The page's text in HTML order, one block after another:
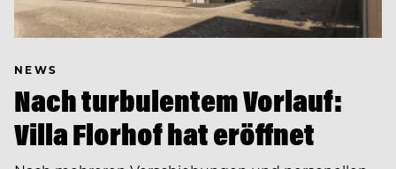
NEWS
Nach turbulentem Vorlauf:
Villa Florhof hat eröffnet